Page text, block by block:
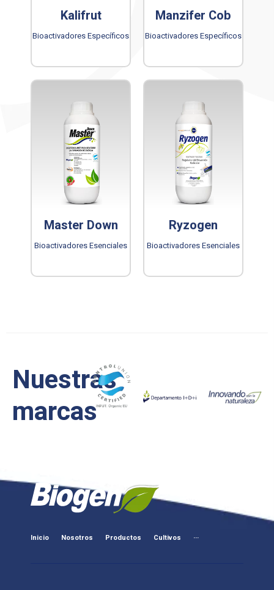
Bioactivadores Específicos
Kalifrut
Bioactivadores Específicos
Manzifer Cob
Bioactivadores Esenciales
Master Down
Bioactivadores Esenciales
Ryzogen
Nuestras
marcas
Inicio Nosotros Productos Cultivos ···